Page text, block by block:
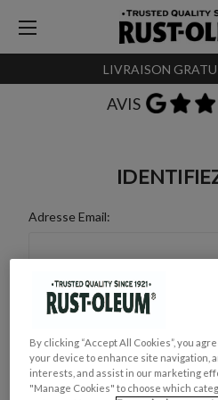
LIVRAISON
AVIS
Adresse Email:
Mot de Passe :
By clicking “Accept All Cookies”, you
your device to enhance site navigation,
interests, and assist in our marketing
"Manage Cookies" to choose which